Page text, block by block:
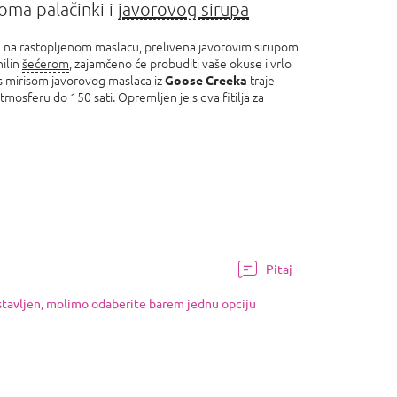
palačinki i javorovog sirupa
rastopljenom maslacu, prelivena javorovim sirupom
šećerom , zajamčeno će probuditi vaše okuse i vrlo
mirisom javorovog maslaca izGoose Creeka traje
do 150 sati. Opremljen je s dva fitilja za
Pitaj
molimo odaberite barem jednu opciju